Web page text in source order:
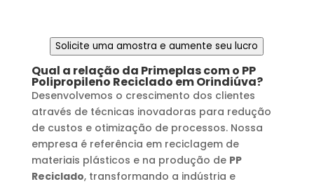
Solicite uma amostra e aumente seu lucro
Qual a relação da Primeplas com o PP
Polipropileno Reciclado emOrindiúva?
Desenvolvemos o crescimento dos clientes
através de técnicas inovadoras para redução
de custos e otimização de processos. Nossa
empresa é referência em reciclagem de
materiais plásticos e na produção de PP
Reciclado, transformando a indústria e